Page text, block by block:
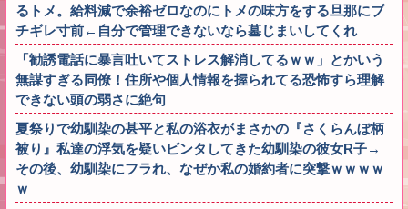
るトメ。給料減で余裕ゼロなのにトメの味方をする旦那にブ
チギレ寸前←自分で管理できないなら墓じまいしてくれ
「勧誘電話に暴言吐いてストレス解消してるｗｗ」とかいう
無謀すぎる同僚！住所や個人情報を握られてる恐怖すら理解
できない頭の弱さに絶句
夏祭りで幼馴染の甚平と私の浴衣がまさかの『さくらんぼ柄
被り』私達の浮気を疑いビンタしてきた幼馴染の彼女R子→
その後、幼馴染にフラれ、なぜか私の婚約者に突撃ｗｗｗｗ
ｗ